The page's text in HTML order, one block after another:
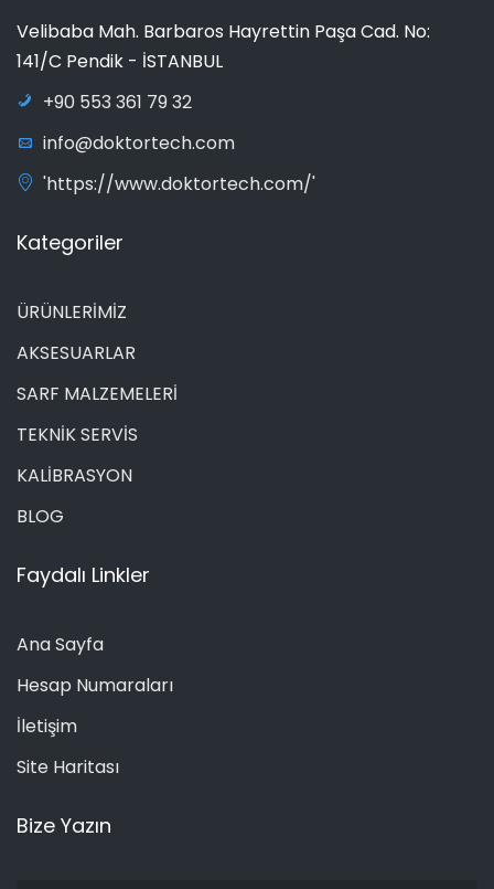
Velibaba Mah. Barbaros Hayrettin Paşa Cad. No:
141/C Pendik - İSTANBUL
+90 553 361 79 32
info@doktortech.com
'https://www.doktortech.com/'
Kategoriler
ÜRÜNLERİMİZ
AKSESUARLAR
SARF MALZEMELERİ
TEKNİK SERVİS
KALİBRASYON
BLOG
Faydalı Linkler
Ana Sayfa
Hesap Numaraları
İletişim
Site Haritası
Bize Yazın